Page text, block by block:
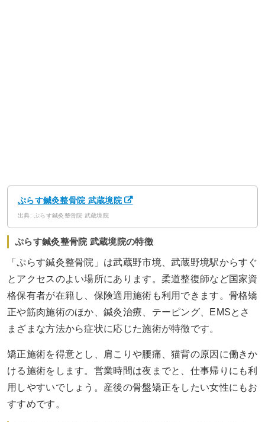
ぷらす鍼灸整骨院 武蔵境院
出典: ぷらす鍼灸整骨院 武蔵境院
ぷらす鍼灸整骨院 武蔵境院の特徴
「ぷらす鍼灸整骨院」は武蔵野市境、武蔵野境駅からすぐ
とアクセスのよい場所にあります。柔道整復師など国家資
格保有者が在籍し、保険適用施術も利用できます。骨格矯
正や筋肉施術のほか、鍼灸治療、テーピング、EMSとさ
まざまな方法から症状に応じた施術が特徴です。
矯正施術を得意とし、肩こりや腰痛、猫背の原因に働きか
ける施術をします。営業時間は夜までと、仕事帰りにも利
用しやすいでしょう。産後の骨盤矯正をしたい女性にもお
すすめです。